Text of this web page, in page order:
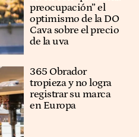
preocupación” el
optimismo de la DO
Cava sobre el precio
de la uva
365 Obrador
tropieza y no logra
registrar su marca
en Europa